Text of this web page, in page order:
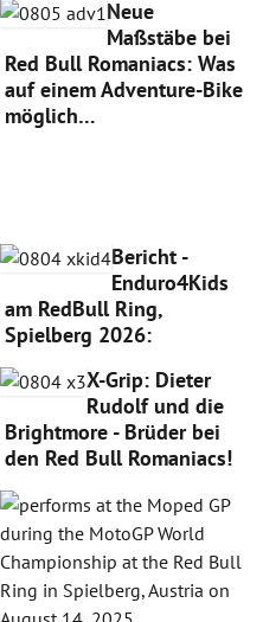
Neue
Maßstäbe bei
Red Bull Romaniacs: Was
auf einem Adventure-Bike
möglich…
Bericht -
Enduro4Kids
am RedBull Ring,
Spielberg 2026:
X-Grip: Dieter
Rudolf und die
Brightmore - Brüder bei
den Red Bull Romaniacs!